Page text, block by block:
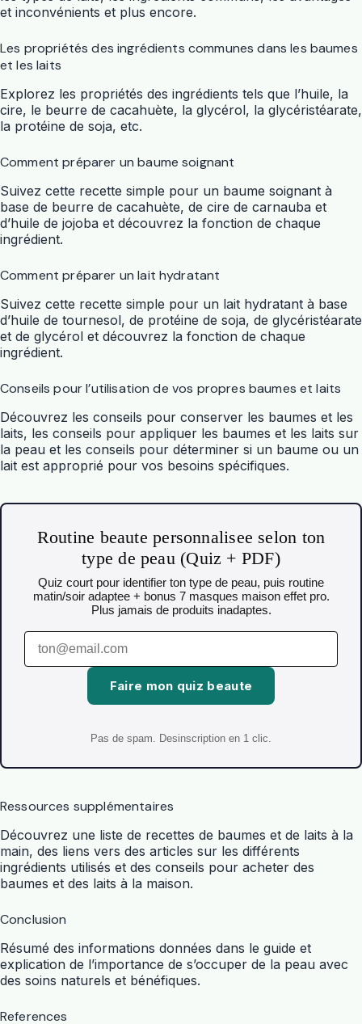
et inconvénients et plus encore.
Les propriétés des ingrédients communes dans les baumes
et les laits
Explorez les propriétés des ingrédients tels que l’huile, la
cire, le beurre de cacahuète, la glycérol, la glycéristéarate,
la protéine de soja, etc.
Comment préparer un baume soignant
Suivez cette recette simple pour un baume soignant à
base de beurre de cacahuète, de cire de carnauba et
d’huile de jojoba et découvrez la fonction de chaque
ingrédient.
Comment préparer un lait hydratant
Suivez cette recette simple pour un lait hydratant à base
d’huile de tournesol, de protéine de soja, de glycéristéarate
et de glycérol et découvrez la fonction de chaque
ingrédient.
Conseils pour l’utilisation de vos propres baumes et laits
Découvrez les conseils pour conserver les baumes et les
laits, les conseils pour appliquer les baumes et les laits sur
la peau et les conseils pour déterminer si un baume ou un
lait est approprié pour vos besoins spécifiques.
Routine beaute personnalisee selon ton
type de peau (Quiz + PDF)
Quiz court pour identifier ton type de peau, puis routine
matin/soir adaptee + bonus 7 masques maison effet pro.
Plus jamais de produits inadaptes.
Faire mon quiz beaute
Pas de spam. Desinscription en 1 clic.
Ressources supplémentaires
Découvrez une liste de recettes de baumes et de laits à la
main, des liens vers des articles sur les différents
ingrédients utilisés et des conseils pour acheter des
baumes et des laits à la maison.
Conclusion
Résumé des informations données dans le guide et
explication de l’importance de s’occuper de la peau avec
des soins naturels et bénéfiques.
References